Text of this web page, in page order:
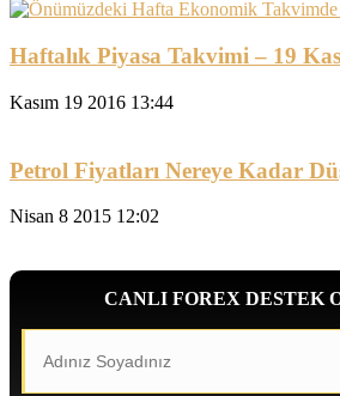
Haftalık Piyasa Takvimi – 19
Kasım 19 2016 13:44
Petrol Fiyatları Nereye Kadar
Nisan 8 2015 12:02
CANLI FOREX DESTEK